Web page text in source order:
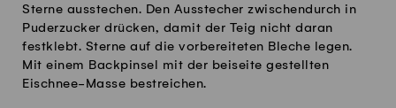
Sterne ausstechen. Den Ausstecher zwischendurch in
Puderzucker drücken, damit der Teig nicht daran
festklebt. Sterne auf die vorbereiteten Bleche legen.
Mit einem Backpinsel mit der beiseite gestellten
Eischnee-Masse bestreichen.